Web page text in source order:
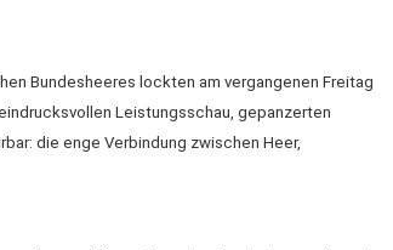
Bundesheeres lockten am vergangenen Freitag
Leistungsschau, gepanzerten
die enge Verbindung zwischen Heer,